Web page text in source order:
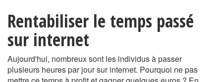
Rentabiliser le temps passé
sur internet
Aujourd'hui, nombreux sont les individus à passer
plusieurs heures par jour sur internet. Pourquoi ne pas